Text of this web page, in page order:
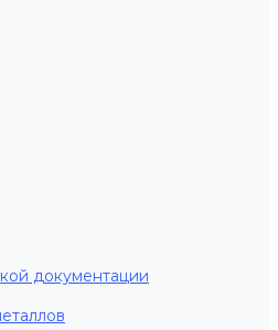
документации